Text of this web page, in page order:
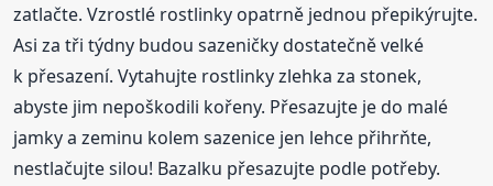
zatlačte. Vzrostlé rostlinky opatrně jednou přepikýrujte.
Asi za tři týdny budou sazeničky dostatečně velké
k přesazení. Vytahujte rostlinky zlehka za stonek,
abyste jim nepoškodili kořeny. Přesazujte je do malé
jamky a zeminu kolem sazenice jen lehce přihrňte,
nestlačujte silou! Bazalku přesazujte podle potřeby.